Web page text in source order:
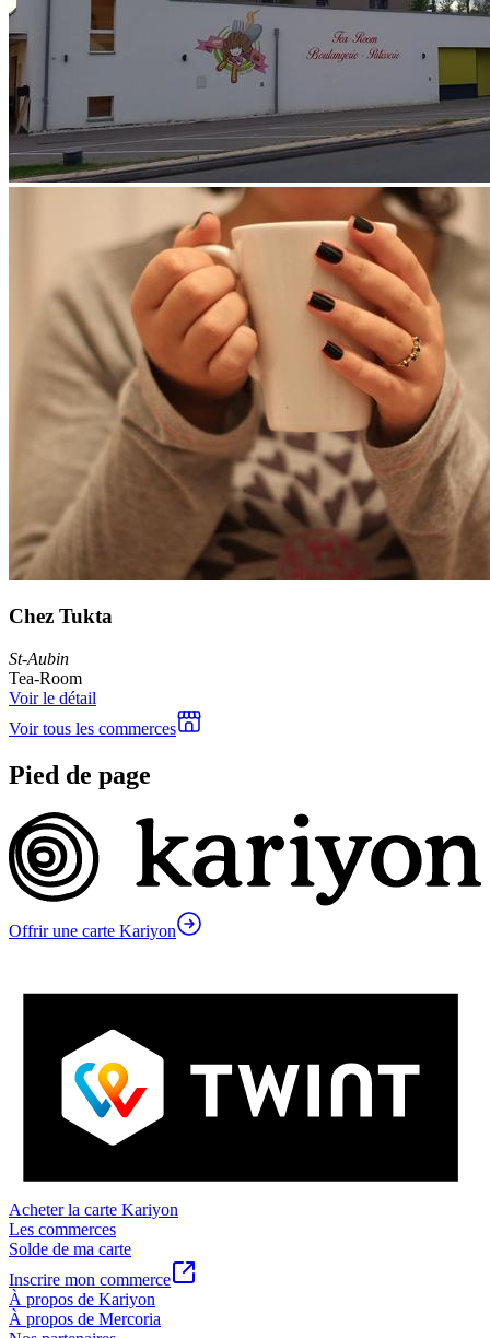
Chez Tukta
St-Aubin
Tea-Room
Voir le détail
Voir tous les commerces
Pied de page
Offrir une carte Kariyon
Acheter la carte Kariyon
Les commerces
Solde de ma carte
Inscrire mon commerce
À propos de Kariyon
À propos de Mercoria